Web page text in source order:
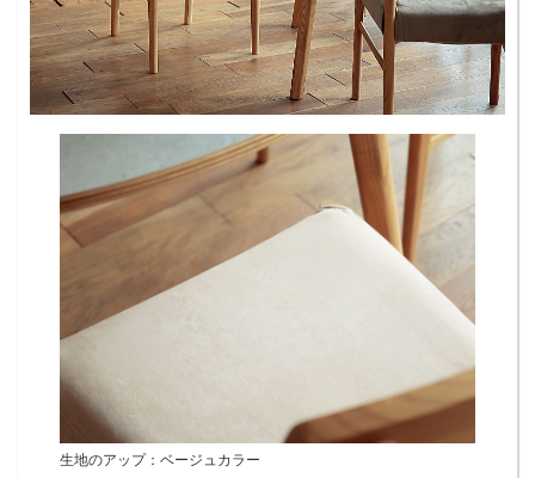
生地のアップ：ベージュカラー